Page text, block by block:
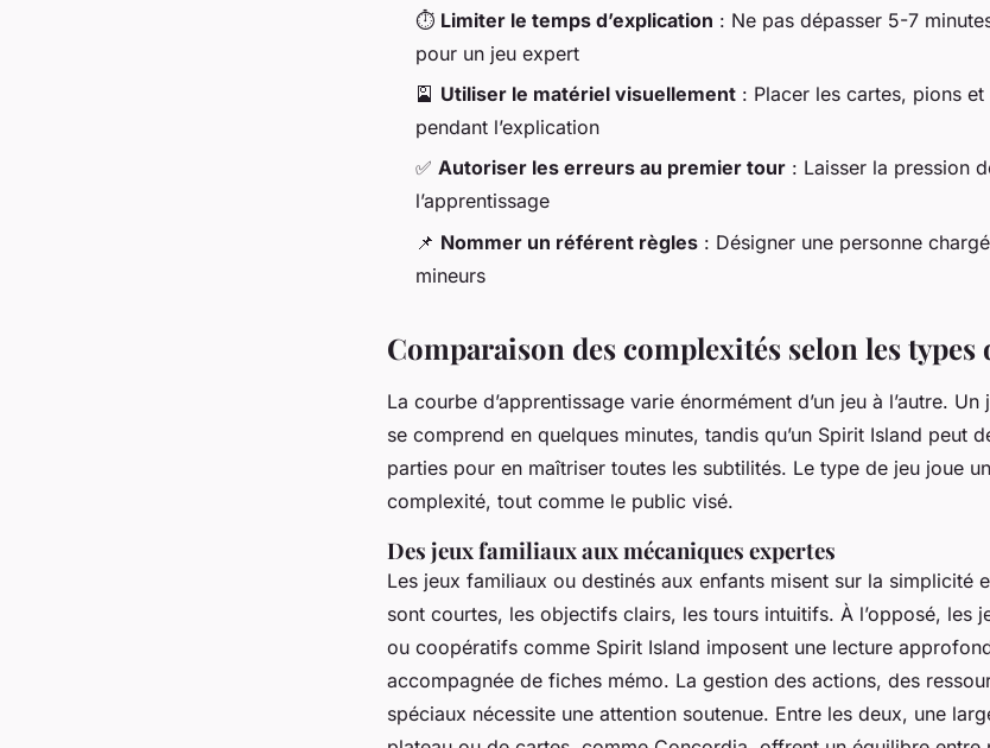
⏱️ Limiter le temps d’explication : Ne pas dépasser 5-7
pour un jeu expert
🎴 Utiliser le matériel visuellement : Placer les cartes, pions
pendant l’explication
✅ Autoriser les erreurs au premier tour : Laisser la pression
l’apprentissage
📌 Nommer un référent règles : Désigner une personne
mineurs
Comparaison des complexités selon les types
La courbe d’apprentissage varie énormément d’un jeu à l’autre. Un
se comprend en quelques minutes, tandis qu’un Spirit Island peut
parties pour en maîtriser toutes les subtilités. Le type de jeu joue
complexité, tout comme le public visé.
Des jeux familiaux aux mécaniques expertes
Les jeux familiaux ou destinés aux enfants misent sur la simplicité
sont courtes, les objectifs clairs, les tours intuitifs. À l’opposé, les
ou coopératifs comme Spirit Island imposent une lecture
accompagnée de fiches mémo. La gestion des actions, des
spéciaux nécessite une attention soutenue. Entre les deux, une